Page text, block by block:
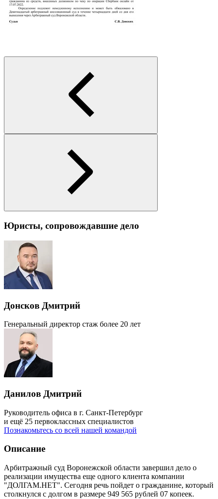
Юристы, сопровождавшие дело
Донсков Дмитрий
Генеральный директор стаж более 20 лет
Данилов Дмитрий
Руководитель офиса в г. Санкт-Петербург
и ещё 25 первоклассных специалистов
Познакомьтесь со всей нашей командой
Описание
Арбитражный суд Воронежской области завершил дело о
реализации имущества еще одного клиента компании
"ДОЛГАМ.НЕТ". Сегодня речь пойдет о гражданине, который
столкнулся с долгом в размере 949 565 рублей 07 копеек.